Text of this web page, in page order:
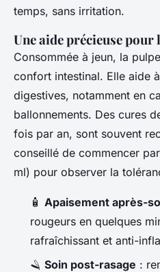
temps, sans irritation.
Une aide précieuse pour
Consommée à jeun, la
confort intestinal. Elle aide
digestives, notamment en
ballonnements. Des cures
fois par an, sont souvent
conseillé de commencer
ml) pour observer la
🧴 Apaisement après-
rougeurs en quelques
rafraîchissant et anti-
🪒 Soin post-rasage :